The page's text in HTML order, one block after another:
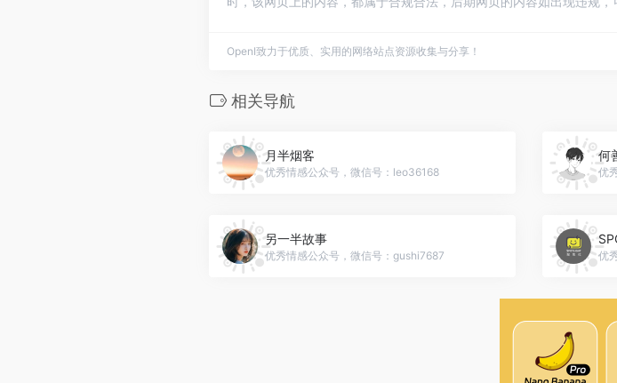
OpenI致力于优质、实用的网络站点资源收集与分享！
相关导航
月半烟客
优秀情感公众号，微信号：leo36168
何
优
另一半故事
优秀情感公众号，微信号：gushi7687 优